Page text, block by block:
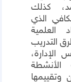
كذلك
الذي
العلمية
التدريب
الإدارة،
الأنشطة
وتقييمها